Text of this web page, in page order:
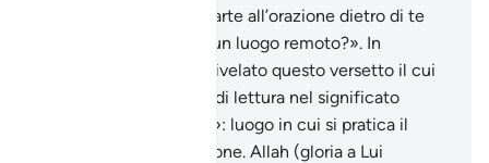
moschea e prendere parte all’orazione dietro di te
quando ci troviamo in un luogo remoto?». In
conseguenza a ciò fu rivelato questo versetto il cui
senso ha la sua chiave di lettura nel significato
letterale del «masàgid»: luogo in cui si pratica il
«sujùd», la prosternazione. Allah (gloria a Lui